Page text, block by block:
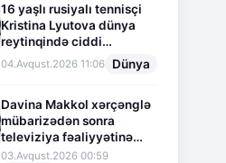
16 yaşlı rusiyalı tennisçi
Kristina Lyutova dünya
reytinqində ciddi
irəliləyişə imza atdı
04.Avqust.2026 11:06 Dünya
Davina Makkol xərçənglə
mübarizədən sonra
televiziya fəaliyyətinə
fasilə verir
03.Avqust.2026 00:59